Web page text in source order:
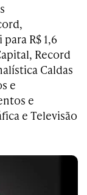
R$ 1,6
Record
Caldas
e
e
e Televisão